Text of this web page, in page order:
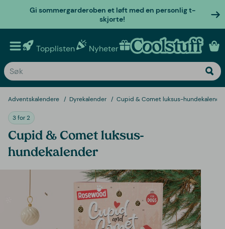
Gi sommergarderoben et løft med en personlig t-
skjorte!
Topplisten Nyheter Personlige gaver
Adventskalendere Dyrekalender Cupid & Comet luksus-hundekalender
3 for 2
Cupid & Comet luksus-
hundekalender